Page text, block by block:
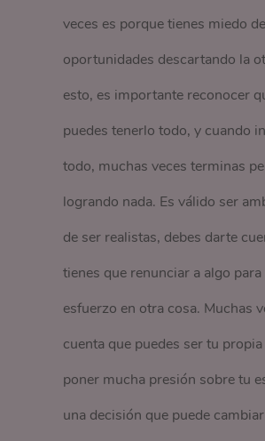
veces es porque tienes miedo
oportunidades descartando la
esto, es importante reconocer
puedes tenerlo todo, y cuando
todo, muchas veces terminas
logrando nada. Es válido ser
de ser realistas, debes darte
tienes que renunciar a algo
esfuerzo en otra cosa. Muchas
cuenta que puedes ser tu
poner mucha presión sobre tu
una decisión que puede